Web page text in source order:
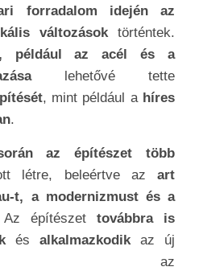
forradalom idején az
változásoktörténtek.
például az acél és a
lehetővé tette
, mint például a híres
.
az építészet több
létre, beleértve az art
t, a modernizmust és a
építészet továbbra is
és alkalmazkodik az új
az